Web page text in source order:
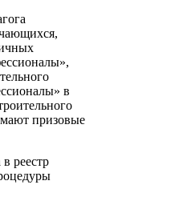
в
призовые
реестр